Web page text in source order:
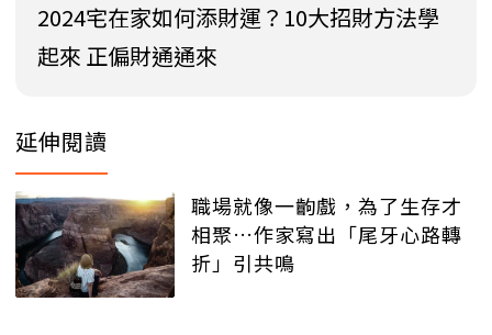
2024宅在家如何添財運？10大招財方法學
起來 正偏財通通來
延伸閱讀
職場就像一齣戲，為了生存才
相聚…作家寫出「尾牙心路轉
折」引共鳴